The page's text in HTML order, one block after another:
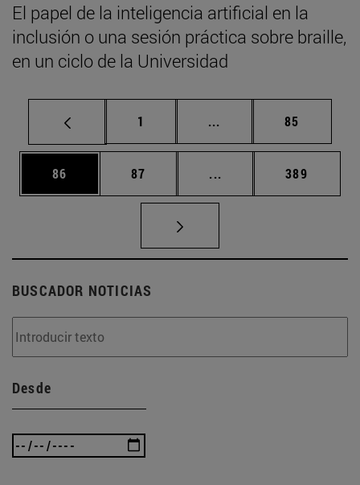
El papel de la inteligencia artificial en la
inclusión o una sesión práctica sobre braille,
en un ciclo de la Universidad
Página
1 ... Páginas intermedias
Página
85
Página
86 Página
87 ... Páginas intermedias
Página
389
BUSCADOR NOTICIAS
Desde